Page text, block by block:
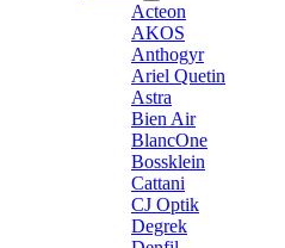
Acteon
AKOS
Anthogyr
Ariel Quetin
Astra
Bien Air
BlancOne
Bossklein
Cattani
CJ Optik
Degrek